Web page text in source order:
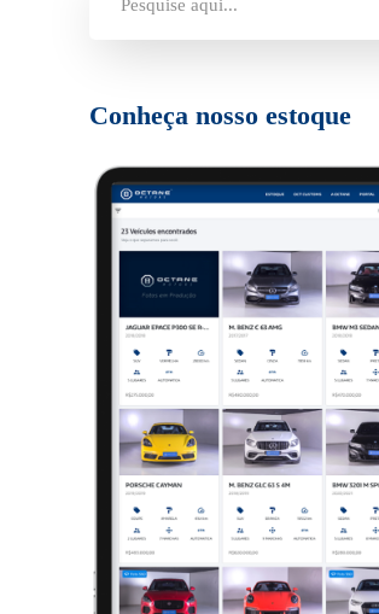
Conheça nosso estoque